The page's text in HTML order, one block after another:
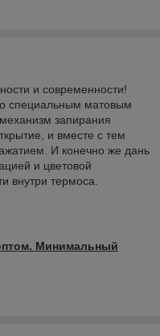
и современности!
специальным матовым
запирания
и вместе с тем
И конечно же дань
и цветовой
внутри термоса.
Минимальный